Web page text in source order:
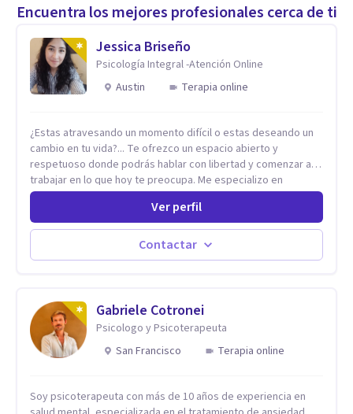
Encuentra los mejores profesionales cerca de ti
Jessica Briseño
Psicología Integral -Atención Online
Austin
Terapia online
¿Estas atravesando un momento difícil o estas deseando un
cambio en tu vida?... Te ofrezco un espacio abierto y
respetuoso donde podrás hablar con libertad y comenzar a
trabajar en lo que hoy te preocupa. Me especializo en
Trastornos de Ansiedad y a lo largo de mi experiencia
profesional he acompañado a muchas Familias y Parejas con
distintas problemáticas como el manejo del estrés,
Autoestima, Gestión de la Ira, Depresión, Retos en la Crianza,
Codependencia, Celos, entre otros. Cuento con más de 12
Adolescentes y Adultos
Ver perfil
Contactar
Gabriele Cotronei
Psicologo y Psicoterapeuta
San Francisco
Terapia online
Soy psicoterapeuta con más de 10 años de experiencia en